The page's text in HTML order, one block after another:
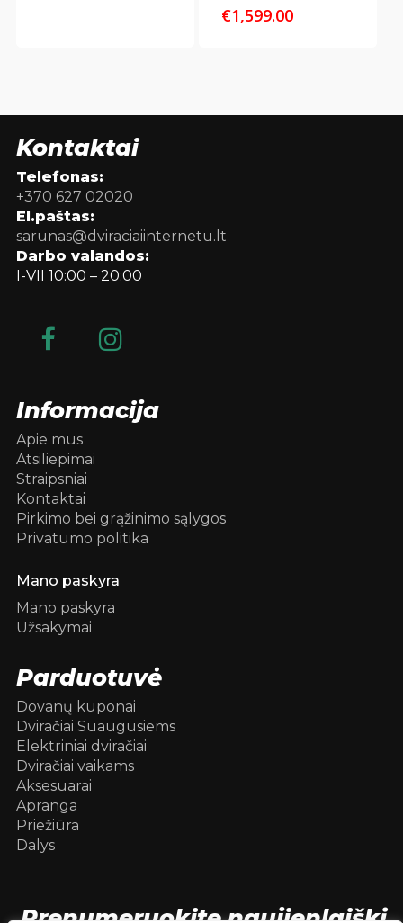
€1,599.00
Kontaktai
Telefonas:
+370 627 02020
El.paštas:
sarunas@dviraciaiinternetu.lt
Darbo valandos:
I-VII 10:00 – 20:00
Informacija
Apie mus
Atsiliepimai
Straipsniai
Kontaktai
Pirkimo bei grąžinimo sąlygos
Privatumo politika
Mano paskyra
Mano paskyra
Užsakymai
Parduotuvė
Dovanų kuponai
Dviračiai Suaugusiems
Elektriniai dviračiai
Dviračiai vaikams
Aksesuarai
Apranga
Priežiūra
Dalys
Prenumeruokite naujienlaiškį